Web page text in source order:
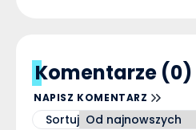
Komentarze (0)
NAPISZ KOMENTARZ
Sortuj